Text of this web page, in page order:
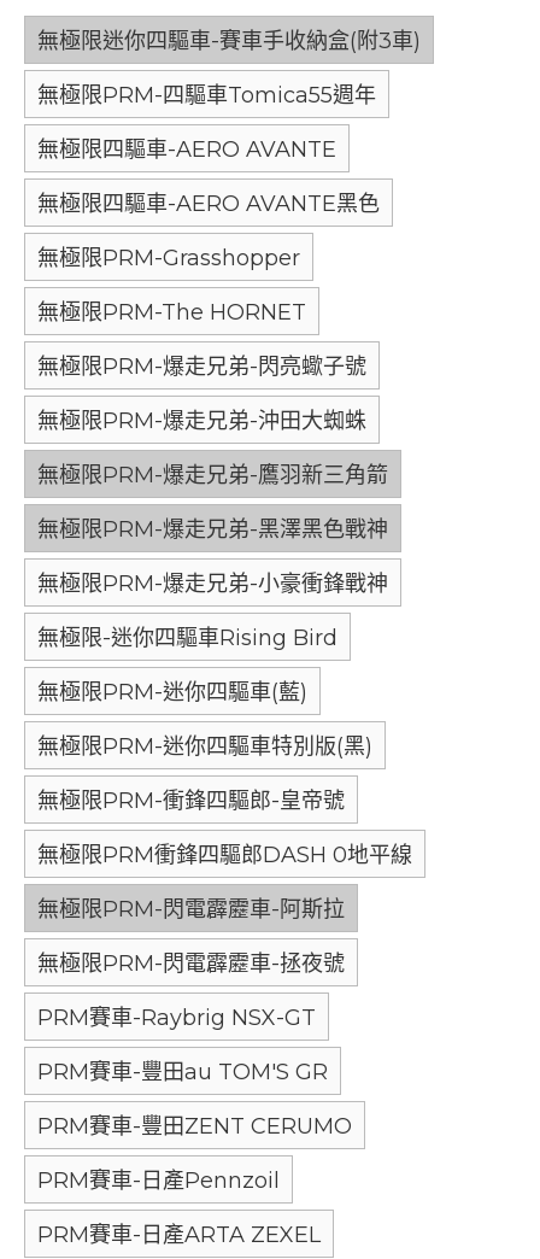
無極限迷你四驅車-賽車手收納盒(附3車)
無極限PRM-四驅車Tomica55週年
無極限四驅車-AERO AVANTE
無極限四驅車-AERO AVANTE黑色
無極限PRM-Grasshopper
無極限PRM-The HORNET
無極限PRM-爆走兄弟-閃亮蠍子號
無極限PRM-爆走兄弟-沖田大蜘蛛
無極限PRM-爆走兄弟-鷹羽新三角箭
無極限PRM-爆走兄弟-黑澤黑色戰神
無極限PRM-爆走兄弟-小豪衝鋒戰神
無極限-迷你四驅車Rising Bird
無極限PRM-迷你四驅車(藍)
無極限PRM-迷你四驅車特別版(黑)
無極限PRM-衝鋒四驅郎-皇帝號
無極限PRM衝鋒四驅郎DASH 0地平線
無極限PRM-閃電霹靂車-阿斯拉
無極限PRM-閃電霹靂車-拯夜號
PRM賽車-Raybrig NSX-GT
PRM賽車-豐田au TOM'S GR
PRM賽車-豐田ZENT CERUMO
PRM賽車-日產Pennzoil
PRM賽車-日產ARTA ZEXEL